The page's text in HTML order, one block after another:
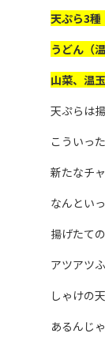
天ぷら3種
うどん（
山菜、温
天ぷらは
こういっ
新たなチ
なんといっ
揚げたて
アツアツ
しゃけの
あるんじ